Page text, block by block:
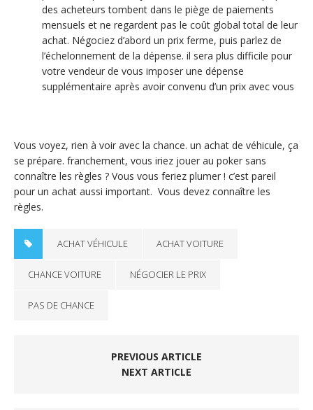
des acheteurs tombent dans le piège de paiements
mensuels et ne regardent pas le coût global total de leur
achat. Négociez d’abord un prix ferme, puis parlez de
l’échelonnement de la dépense. il sera plus difficile pour
votre vendeur de vous imposer une dépense
supplémentaire après avoir convenu d’un prix avec vous
Vous voyez, rien à voir avec la chance. un achat de véhicule, ça
se prépare. franchement, vous iriez jouer au poker sans
connaître les règles ? Vous vous feriez plumer ! c’est pareil
pour un achat aussi important. Vous devez connaître les
règles.
ACHAT VÉHICULE ACHAT VOITURE
CHANCE VOITURE NÉGOCIER LE PRIX
PAS DE CHANCE
PREVIOUS ARTICLE
NEXT ARTICLE